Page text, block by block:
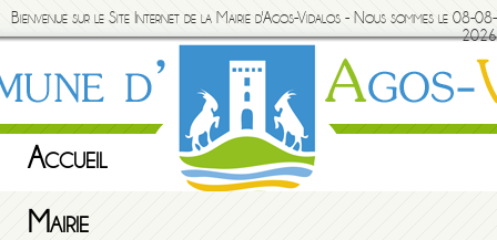
Bienvenue sur le Site Internet de la Mairie d'Agos-Vidalos - Nous sommes le 08-08-
2026
Accueil
Mairie